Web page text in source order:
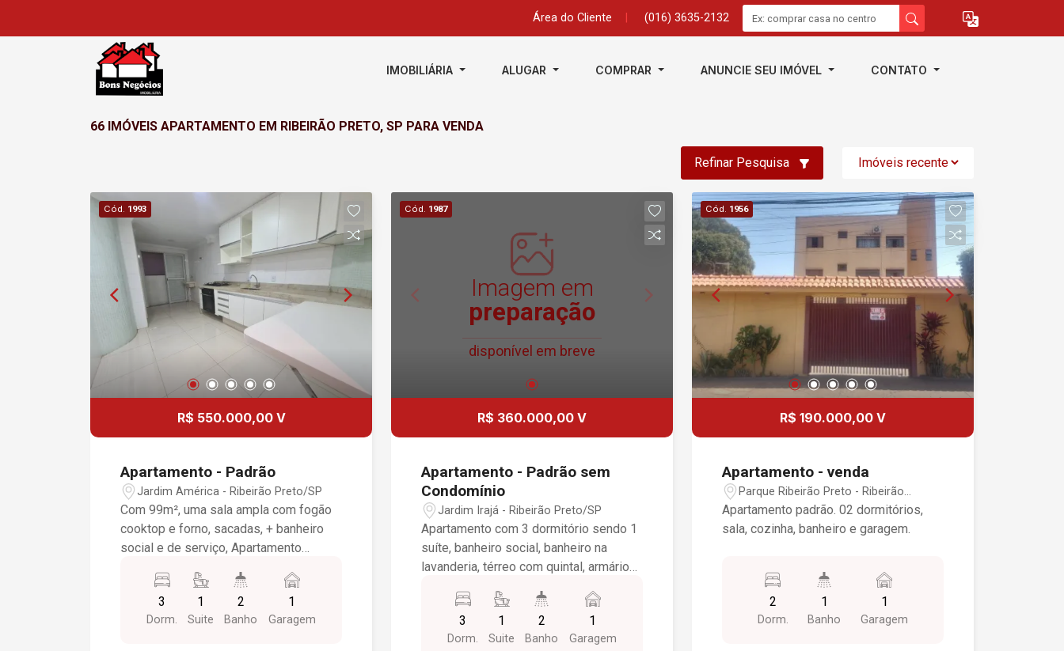
Área do Cliente (016) 3635-2132
IMOBILIÁRIA ALUGAR COMPRAR ANUNCIE SEU IMÓVEL CONTATO
66 IMÓVEIS APARTAMENTO EM RIBEIRÃO PRETO, SP PARA VENDA
Refinar Pesquisa
Cód. 1993
R$ 550.000,00 V
Apartamento - Padrão
Jardim América - Ribeirão Preto/SP
Com 99m², uma sala ampla com fogão
cooktop e forno, sacadas, + banheiro
social e de serviço, Apartamento
Sul), em Ribeirão Preto/SP: - 3
dormitórios sendo 1 suíte completo em
armários; - Banheiro social; - Sala para 2
3
Dorm.
1
Suite
2
Banho
1
Garagem
Cód. 1987
Imagem em
preparação
disponível em breve
R$ 360.000,00 V
Apartamento - Padrão sem
Condomínio
Jardim Irajá - Ribeirão Preto/SP
Apartamento com 3 dormitório sendo 1
suíte, banheiro social, banheiro na
lavanderia, térreo com quintal, armários
lavanderia, todos os dormitórios com
armários, 1 vaga de garagem no
subsolo.
3
Dorm.
1
Suite
2
Banho
1
Garagem
Cód. 1956
R$ 190.000,00 V
Apartamento - venda
Parque Ribeirão Preto - Ribeirão
Preto/SP
Apartamento padrão. 02 dormitórios,
sala, cozinha, banheiro e garagem.
2
Dorm.
1
Banho
1
Garagem